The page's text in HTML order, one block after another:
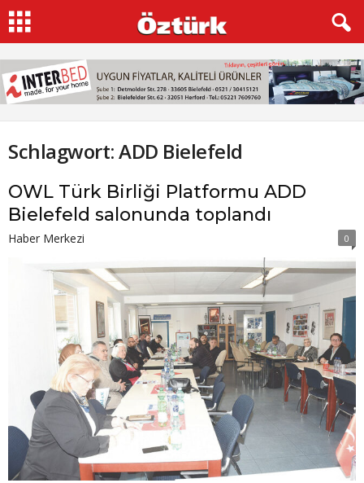
Schlagwort: ADD Bielefeld
OWL Türk Birliği Platformu ADD
Bielefeld salonunda toplandı
Haber Merkezi 0